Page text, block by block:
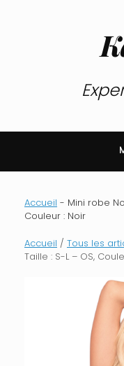
Accueil - Mini robe
Couleur : Noir
Accueil / Tous les
Taille : S-L – OS,